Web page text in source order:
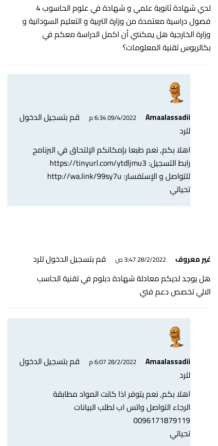
لدي شهادة ثانوية علمي و شهادة في علوم الحاسوب 4
فصول دراسية معتمدة من وزارة التربية و التعليم السودانية و
وزارة الخارجية هل يمكنني أن اكمل الدراسة معكم في
بكالريوس تقنية المعلومات؟
Amaalassadii 09/4/2022 6:34 م
قم بتسجيل الدخول
للرد
اهلا بكم, نعم طبعا بإمكانكم الإلتحاق في البرنامج
رابط التسجيل: https://tinyurl.com/ytdljmu3
للتواصل و الإستفسار: http://wa.link/99sy7u
تحياتي
غير معروف 28/2/2022 3:47 ص
قم بتسجيل الدخول للرد
هل يوجد لديكم معادلة شهادة دبلوم في تقنية الحاسب
الالي تخصص دعم فني
Amaalassadii 28/2/2022 6:07 م
قم بتسجيل الدخول
للرد
اهلا بكم, نعم يتوفر اذا كانت المواد مطابقة
الرجاء التواصل واتس اب لطلب البيانات
0096171879119
تحياتي